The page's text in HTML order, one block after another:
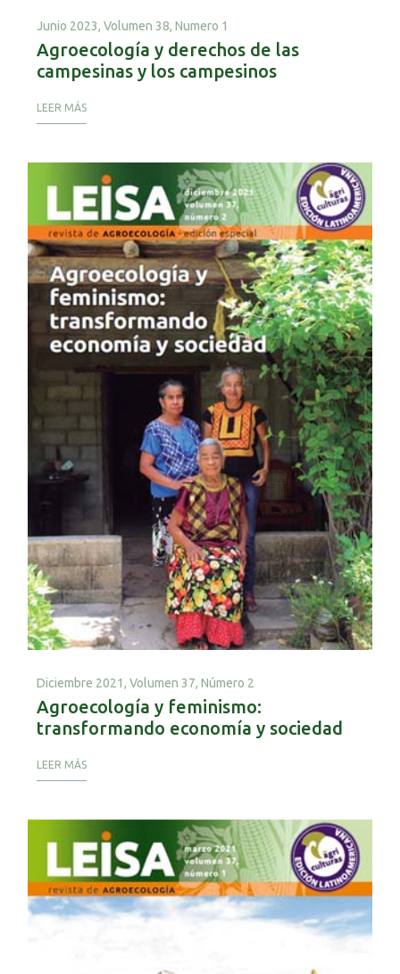
Junio 2023, Volumen 38, Numero 1
Agroecología y derechos de las
campesinas y los campesinos
LEER MÁS
Diciembre 2021, Volumen 37, Número 2
Agroecología y feminismo:
transformando economía y sociedad
LEER MÁS